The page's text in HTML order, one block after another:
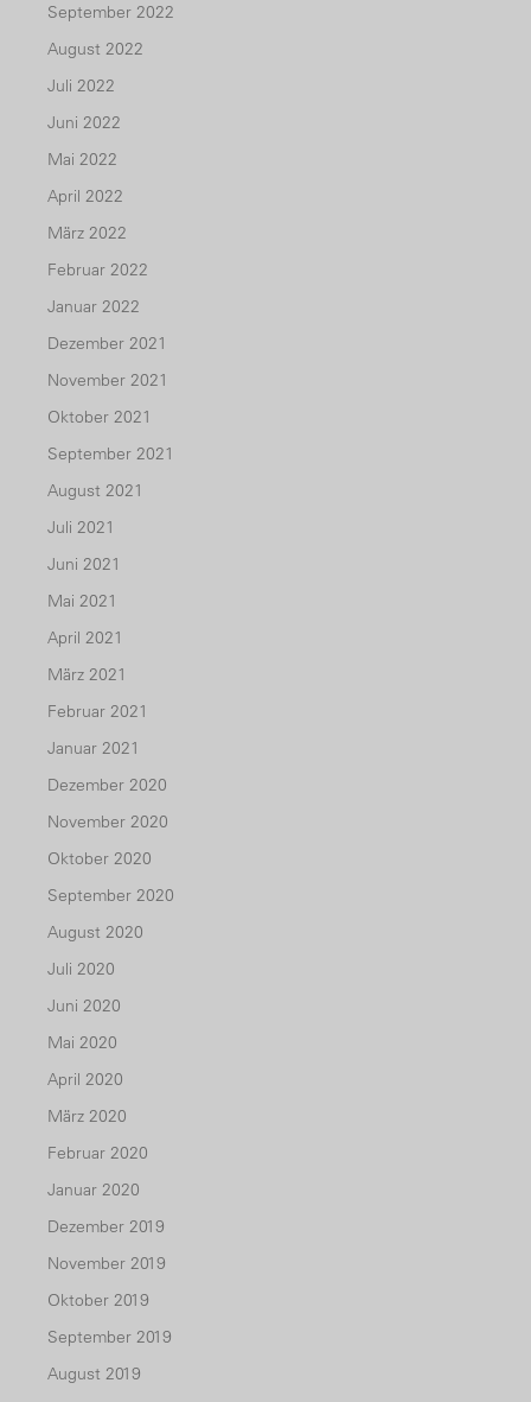
September 2022
August 2022
Juli 2022
Juni 2022
Mai 2022
April 2022
März 2022
Februar 2022
Januar 2022
Dezember 2021
November 2021
Oktober 2021
September 2021
August 2021
Juli 2021
Juni 2021
Mai 2021
April 2021
März 2021
Februar 2021
Januar 2021
Dezember 2020
November 2020
Oktober 2020
September 2020
August 2020
Juli 2020
Juni 2020
Mai 2020
April 2020
März 2020
Februar 2020
Januar 2020
Dezember 2019
November 2019
Oktober 2019
September 2019
August 2019